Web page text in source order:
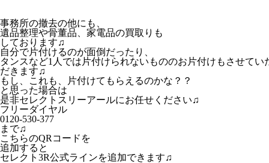
事務所の撤去の他にも、
遺品整理や骨董品、家電品の買取りも
しております♫
自分で片付けるのが面倒だったり、
タンスなど1人では片付けられないもののお片付けもさせてい
だきます♫
もし、これも、片付けてもらえるのかな？？
と思った場合は
是非セレクトスリーアールにお任せください♫
フリーダイヤル
0120-530-377
まで♫
こちらのQRコードを
追加すると
セレクト3R公式ラインを追加できます♫